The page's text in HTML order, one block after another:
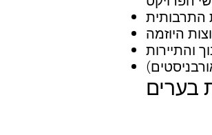
בערים